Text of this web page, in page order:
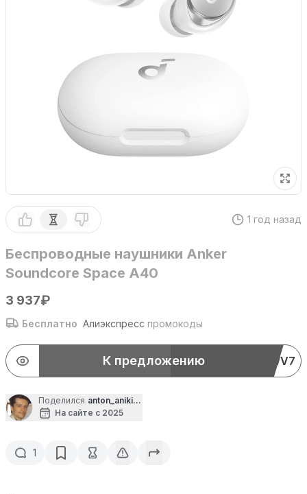
1 год назад
Беспроводные наушники Anker
Soundcore Space A40
3 937₽
Бесплатно Алиэкспресс промокоды
К предложению VKL9WV7
Поделился anton_anikin6664
На сайте с 2025
1